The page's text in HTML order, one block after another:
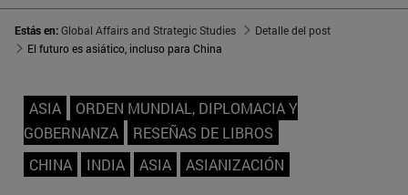
Estás en:Global Affairs and Strategic Studies
Detalle del post
El futuro es asiático, incluso para China
ASIA
ORDEN MUNDIAL, DIPLOMACIA Y
GOBERNANZA
RESEÑAS DE LIBROS
CHINA
INDIA ASIA ASIANIZACIÓN